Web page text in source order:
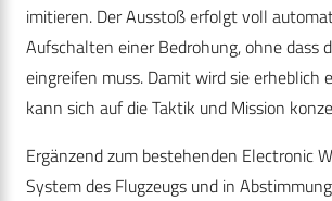
imitieren. Der Ausstoß erfolgt voll
Aufschalten einer Bedrohung, ohne dass
eingreifen muss. Damit wird sie erheblich
kann sich auf die Taktik und Mission
Ergänzend zum bestehenden Electronic
System des Flugzeugs und in